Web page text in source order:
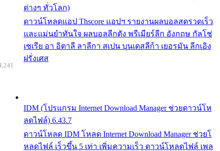
ต่างๆ ทั่วโลก)
ดาวน์โหลดแอป Thscore แอปฯ รายงานผลบอลสดรวดเร็ว
และแม่นยำทันใจ ผลบอลลีกดัง พรีเมียร์ลีก อังกฤษ กัลโช่
เซเรีย อา อิตาลี ลาลีกา สเปน บุนเดสลีก้า เยอรมัน ลีกเอิง
ฝรั่งเศส
IDM (โปรแกรม Internet Download Manager ช่วยดาวน์โห
ลดไฟล์) 6.43.7
ดาวน์โหลด IDM โหลด Internet Download Manager ช่วยโ
หลดไฟล์ เร็วขึ้น 5 เท่า เพิ่มความเร็ว ดาวน์โหลดไฟล์ เพล